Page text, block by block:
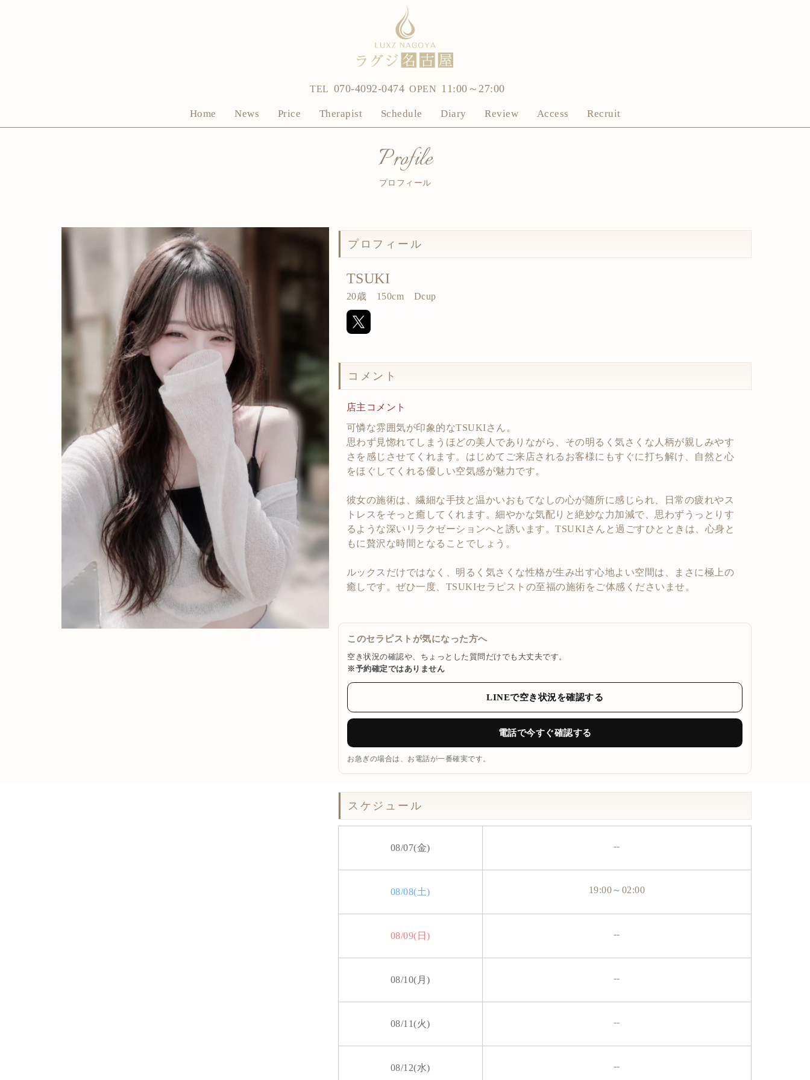
TEL 070-4092-0474 OPEN 11:00～27:00
Home News Price Therapist Schedule Diary Review Access Recruit
Profile
プロフィール
プロフィール
TSUKI
20歳 150cm Dcup
コメント
店主コメント
可憐な雰囲気が印象的なTSUKIさん。
思わず見惚れてしまうほどの美人でありながら、その明るく気さくな人柄が親しみやす
さを感じさせてくれます。はじめてご来店されるお客様にもすぐに打ち解け、自然と心
をほぐしてくれる優しい空気感が魅力です。
彼女の施術は、繊細な手技と温かいおもてなしの心が随所に感じられ、日常の疲れやス
トレスをそっと癒してくれます。細やかな気配りと絶妙な力加減で、思わずうっとりす
るような深いリラクゼーションへと誘います。TSUKIさんと過ごすひとときは、心身と
もに贅沢な時間となることでしょう。
ルックスだけではなく、明るく気さくな性格が生み出す心地よい空間は、まさに極上の
癒しです。ぜひ一度、TSUKIセラピストの至福の施術をご体感くださいませ。
このセラピストが気になった方へ
空き状況の確認や、ちょっとした質問だけでも大丈夫です。
※予約確定ではありません
LINEで空き状況を確認する
電話で今すぐ確認する
お急ぎの場合は、お電話が一番確実です。
スケジュール
08/07(金) --
08/08(土) 19:00～ 02:00
08/09(日) --
08/10(月) --
08/11(火) --
08/12(水) --